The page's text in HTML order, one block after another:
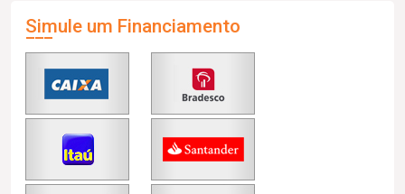
Simule um Financiamento